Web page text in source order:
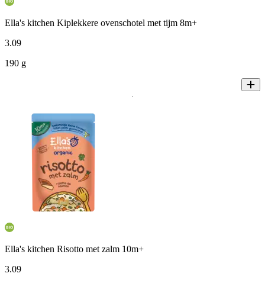
Ella's kitchen Kiplekkere ovenschotel met tijm 8m+
3.09
190 g
Ella's kitchen Risotto met zalm 10m+
3.09